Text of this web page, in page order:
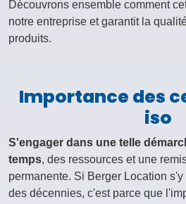
Découvrons ensemble comment
notre entreprise et garantit la
produits.
Importance des
iso
S'engager dans une telle
temps, des ressources et une
permanente. Si Berger Location
des décennies, c'est parce que